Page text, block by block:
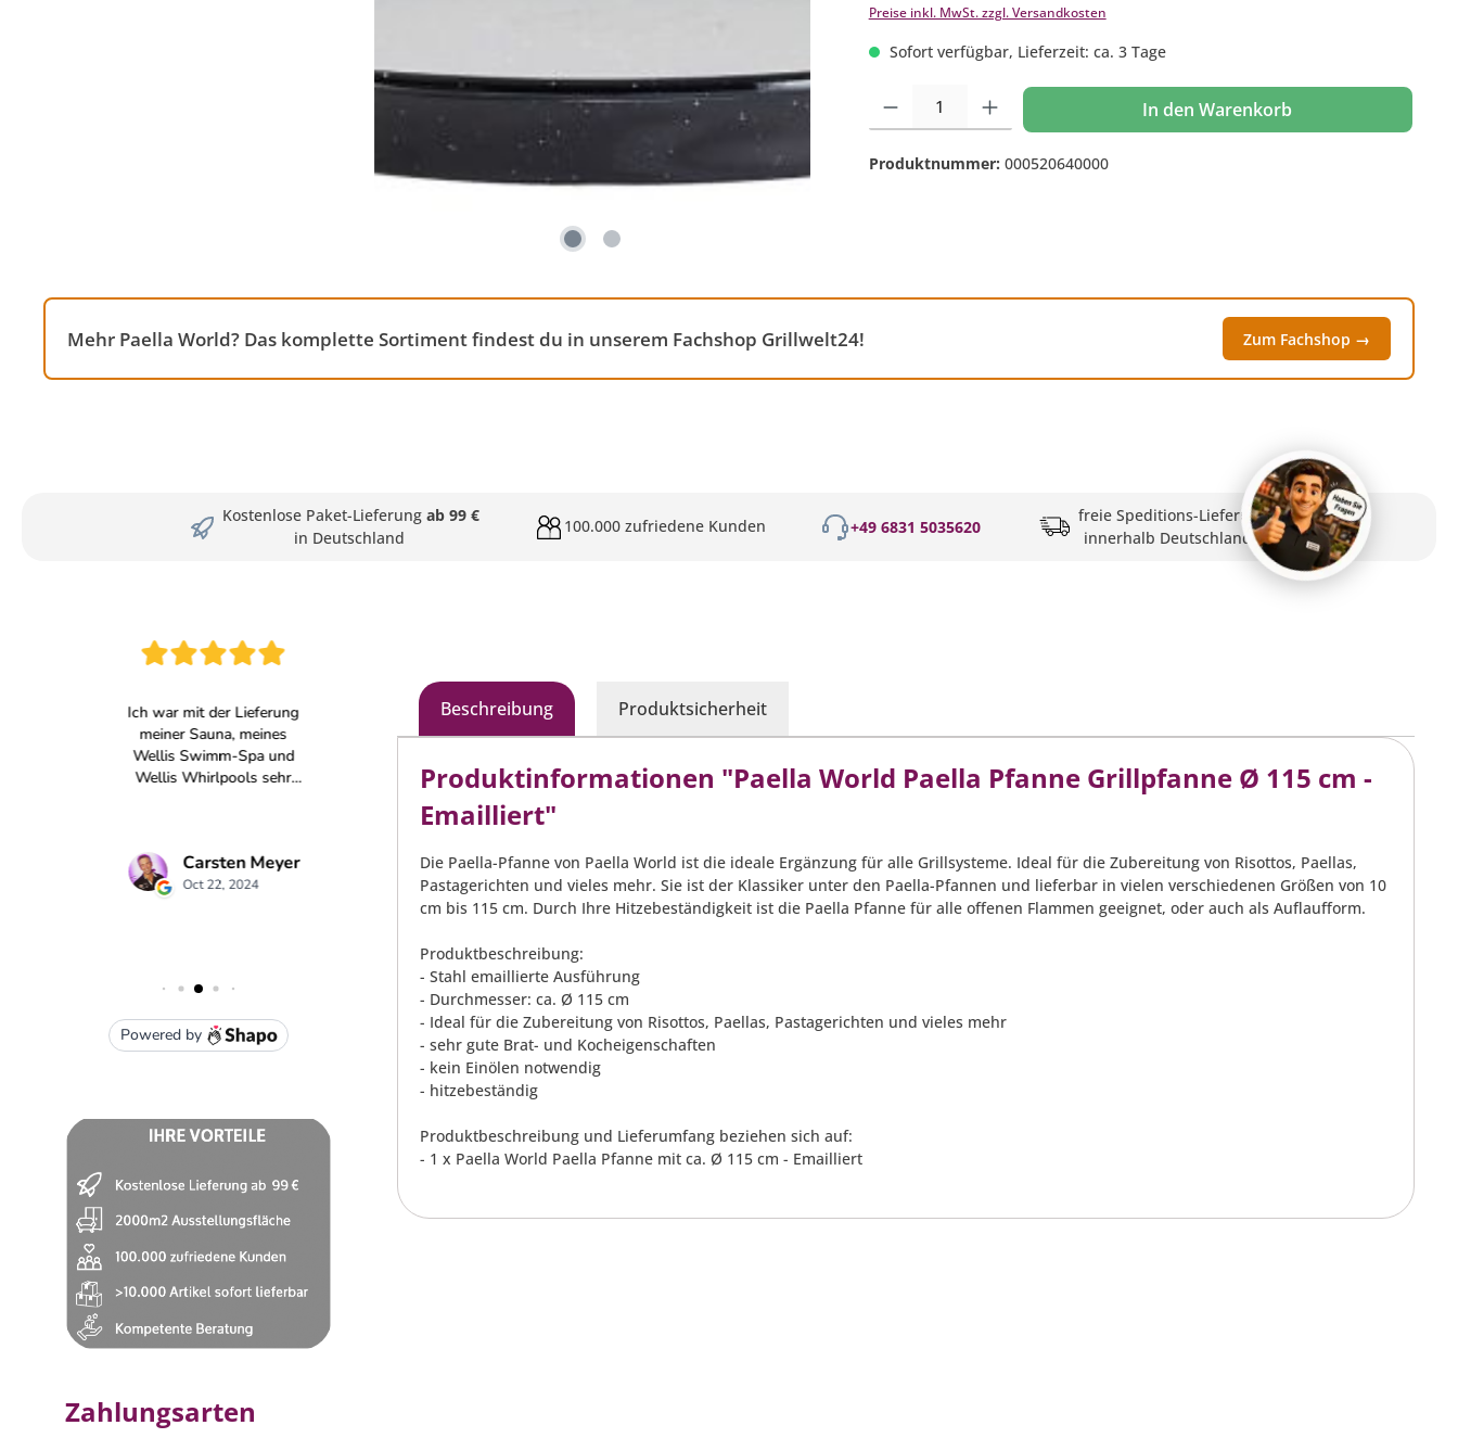
Preise inkl. MwSt. zzgl. Versandkosten
Sofort verfügbar, Lieferzeit: ca. 3 Tage
Produkt Anzahl: Gib den gewünschten Wert ein oder benutze die Schaltflächen um die
In den Warenkorb
Produktnummer: 000520640000
Mehr Paella World? Das komplette Sortiment findest du in unserem Fachshop Grillwelt24! Zum Fachshop →
Kostenlose Paket-Lieferung ab 99 €
in Deutschland
100.000 zufriedene Kunden +49 6831 5035620
freie Speditions-Lieferung
innerhalb Deutschlands
Zahlungsarten
Beschreibung Produktsicherheit
Produktinformationen "Paella World Paella Pfanne Grillpfanne Ø 115 cm -
Emailliert"
Die Paella-Pfanne von Paella World ist die ideale Ergänzung für alle Grillsysteme. Ideal für die Zubereitung von Risottos, Paellas,
Pastagerichten und vieles mehr. Sie ist der Klassiker unter den Paella-Pfannen und lieferbar in vielen verschiedenen Größen von 10
cm bis 115 cm. Durch Ihre Hitzebeständigkeit ist die Paella Pfanne für alle offenen Flammen geeignet, oder auch als Auflaufform.
Produktbeschreibung:
- Stahl emaillierte Ausführung
- Durchmesser: ca. Ø 115 cm
- Ideal für die Zubereitung von Risottos, Paellas, Pastagerichten und vieles mehr
- sehr gute Brat- und Kocheigenschaften
- kein Einölen notwendig
- hitzebeständig
Produktbeschreibung und Lieferumfang beziehen sich auf:
- 1 x Paella World Paella Pfanne mit ca. Ø 115 cm - Emailliert